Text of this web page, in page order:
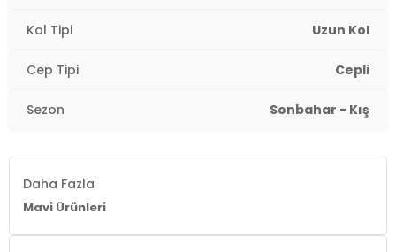
- Diz üstü uzunluk
Üretim Yeri :
Kol Tipi Uzun Kol
Cep Tipi Cepli
Sezon Sonbahar - Kış
Daha Fazla
Mavi Ürünleri